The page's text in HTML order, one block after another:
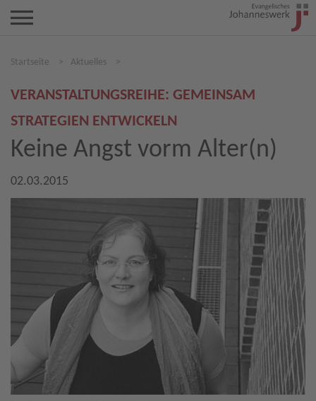
Startseite > Aktuelles >
VERANSTALTUNGSREIHE: GEMEINSAM
STRATEGIEN ENTWICKELN
Keine Angst vorm Alter(n)
02.03.2015